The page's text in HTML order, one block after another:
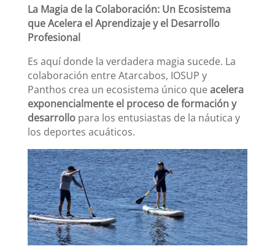
La Magia de la Colaboración: Un Ecosistema
que Acelera el Aprendizaje y el Desarrollo
Profesional
Es aquí donde la verdadera magia sucede. La
colaboración entre Atarcabos, IOSUP y
Panthos crea un ecosistema único queacelera
exponencialmente el proceso de formación y
desarrollopara los entusiastas de la náutica y
los deportes acuáticos.